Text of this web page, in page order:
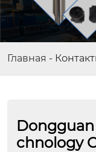
Главная -
chnology